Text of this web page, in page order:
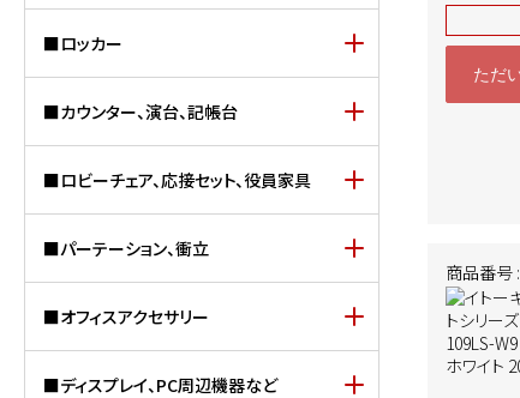
■ロッカー
■カウンター、演台、記帳台
■ロビーチェア、応接セット、役員家具
■パーテーション、衝立
■オフィスアクセサリー
■ディスプレイ、PC周辺機器など
ただ
商品番号